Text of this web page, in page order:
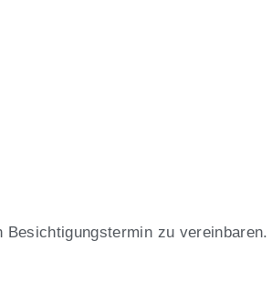
zu vereinbaren.